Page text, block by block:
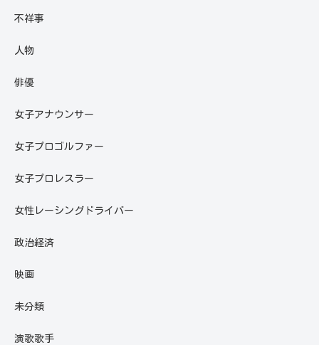
不祥事
人物
俳優
女子アナウンサー
女子プロゴルファー
女子プロレスラー
女性レーシングドライバー
政治経済
映画
未分類
演歌歌手